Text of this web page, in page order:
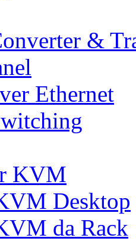
&
Ethernet
KVM
Desktop
da Rack